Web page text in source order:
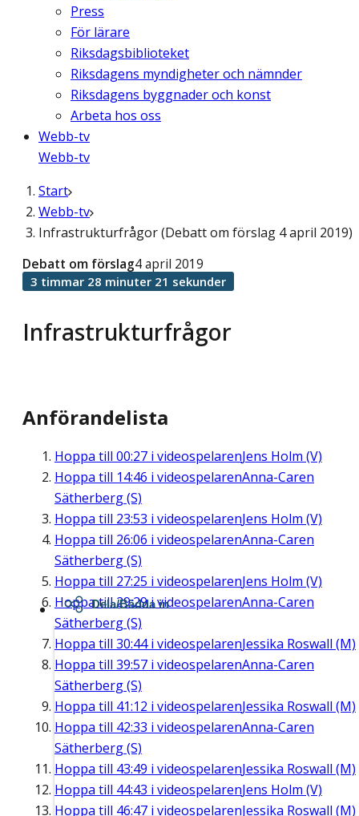
Press
För lärare
Riksdagsbiblioteket
Riksdagens myndigheter och nämnder
Riksdagens byggnader och konst
Arbeta hos oss
Webb-tv
Webb-tv
Start
Webb-tv
Infrastrukturfrågor (Debatt om förslag 4 april 2019)
Infrastrukturfrågor
Debatt om förslag4 april 2019
3 timmar 28 minuter 21 sekunder
Anförandelista
Hoppa till 00:27 i videospelarenJens Holm (V)
Hoppa till 14:46 i videospelarenAnna-Caren
Sätherberg (S)
Hoppa till 23:53 i videospelarenJens Holm (V)
Hoppa till 26:06 i videospelarenAnna-Caren
Sätherberg (S)
Hoppa till 27:25 i videospelarenJens Holm (V)
Hoppa till29:29i videospelarenAnna-Caren
Sätherberg (S)
Hoppa till 30:44i videospelarenJessika Roswall (M)
Hoppa till 39:57 i videospelarenAnna-Caren
Sätherberg (S)
Hoppa till 41:12 i videospelarenJessika Roswall (M)
Hoppa till 42:33 i videospelarenAnna-Caren
Sätherberg (S)
Hoppa till 43:49 i videospelarenJessika Roswall (M)
Hoppa till 44:43 i videospelarenJens Holm (V)
Hoppa till 46:47 i videospelarenJessika Roswall (M)
Dela/Bädda in